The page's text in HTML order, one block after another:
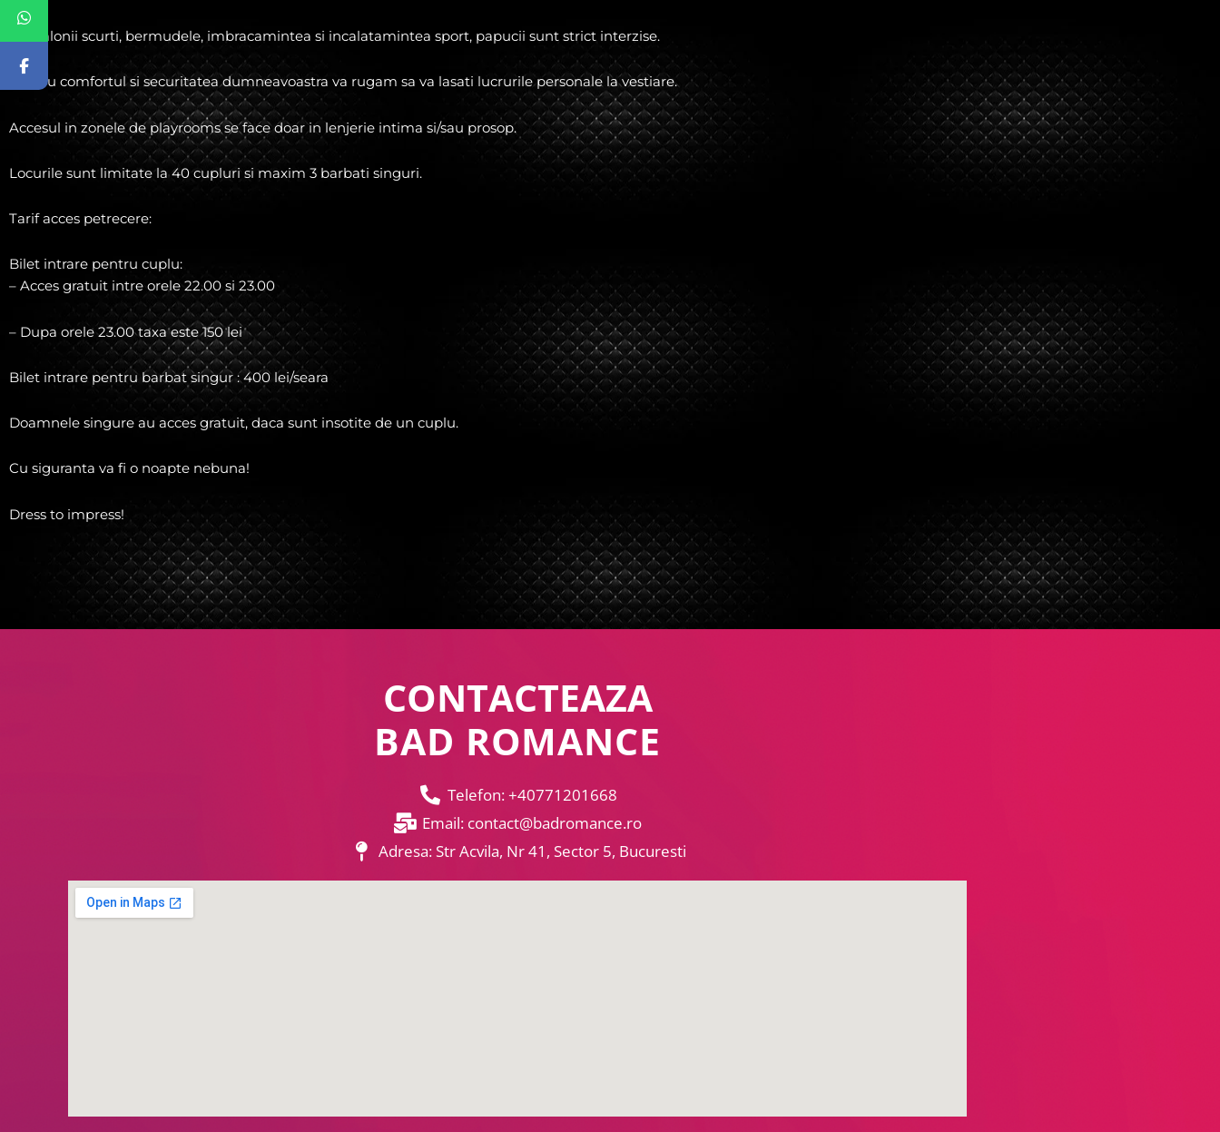
Pantalonii scurti, bermudele, imbracamintea si incalatamintea sport, papucii sunt strict interzise.
Pentru comfortul si securitatea dumneavoastra va rugam sa va lasati lucrurile personale la vestiare.
Accesul in zonele de playrooms se face doar in lenjerie intima si/sau prosop.
Locurile sunt limitate la 40 cupluri si maxim 3 barbati singuri.
Tarif acces petrecere:
Bilet intrare pentru cuplu:
– Acces gratuit intre orele 22.00 si 23.00
– Dupa orele 23.00 taxa este 150 lei
Bilet intrare pentru barbat singur : 400 lei/seara
Doamnele singure au acces gratuit, daca sunt insotite de un cuplu.
Cu siguranta va fi o noapte nebuna!
Dress to impress!
CONTACTEAZA
BAD ROMANCE
Telefon: +40771201668
Email: contact@badromance.ro
Adresa: Str Acvila, Nr 41, Sector 5, Bucuresti